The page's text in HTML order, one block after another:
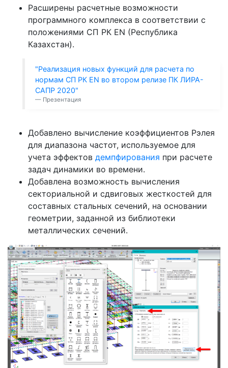
Расширены расчетные возможности
программного комплекса в соответствии с
положениями СП РК EN (Республика
Казахстан).
"Реализация новых функций для расчета по
нормам СП РК EN во втором релизе ПК ЛИРА-
САПР 2020"
Презентация
Добавлено вычисление коэффициентов Рэлея
для диапазона частот, используемое для
учета эффектов демпфирования при расчете
задач динамики во времени.
Добавлена возможность вычисления
секториальной и сдвиговых жесткостей для
составных стальных сечений, на основании
геометрии, заданной из библиотеки
металлических сечений.